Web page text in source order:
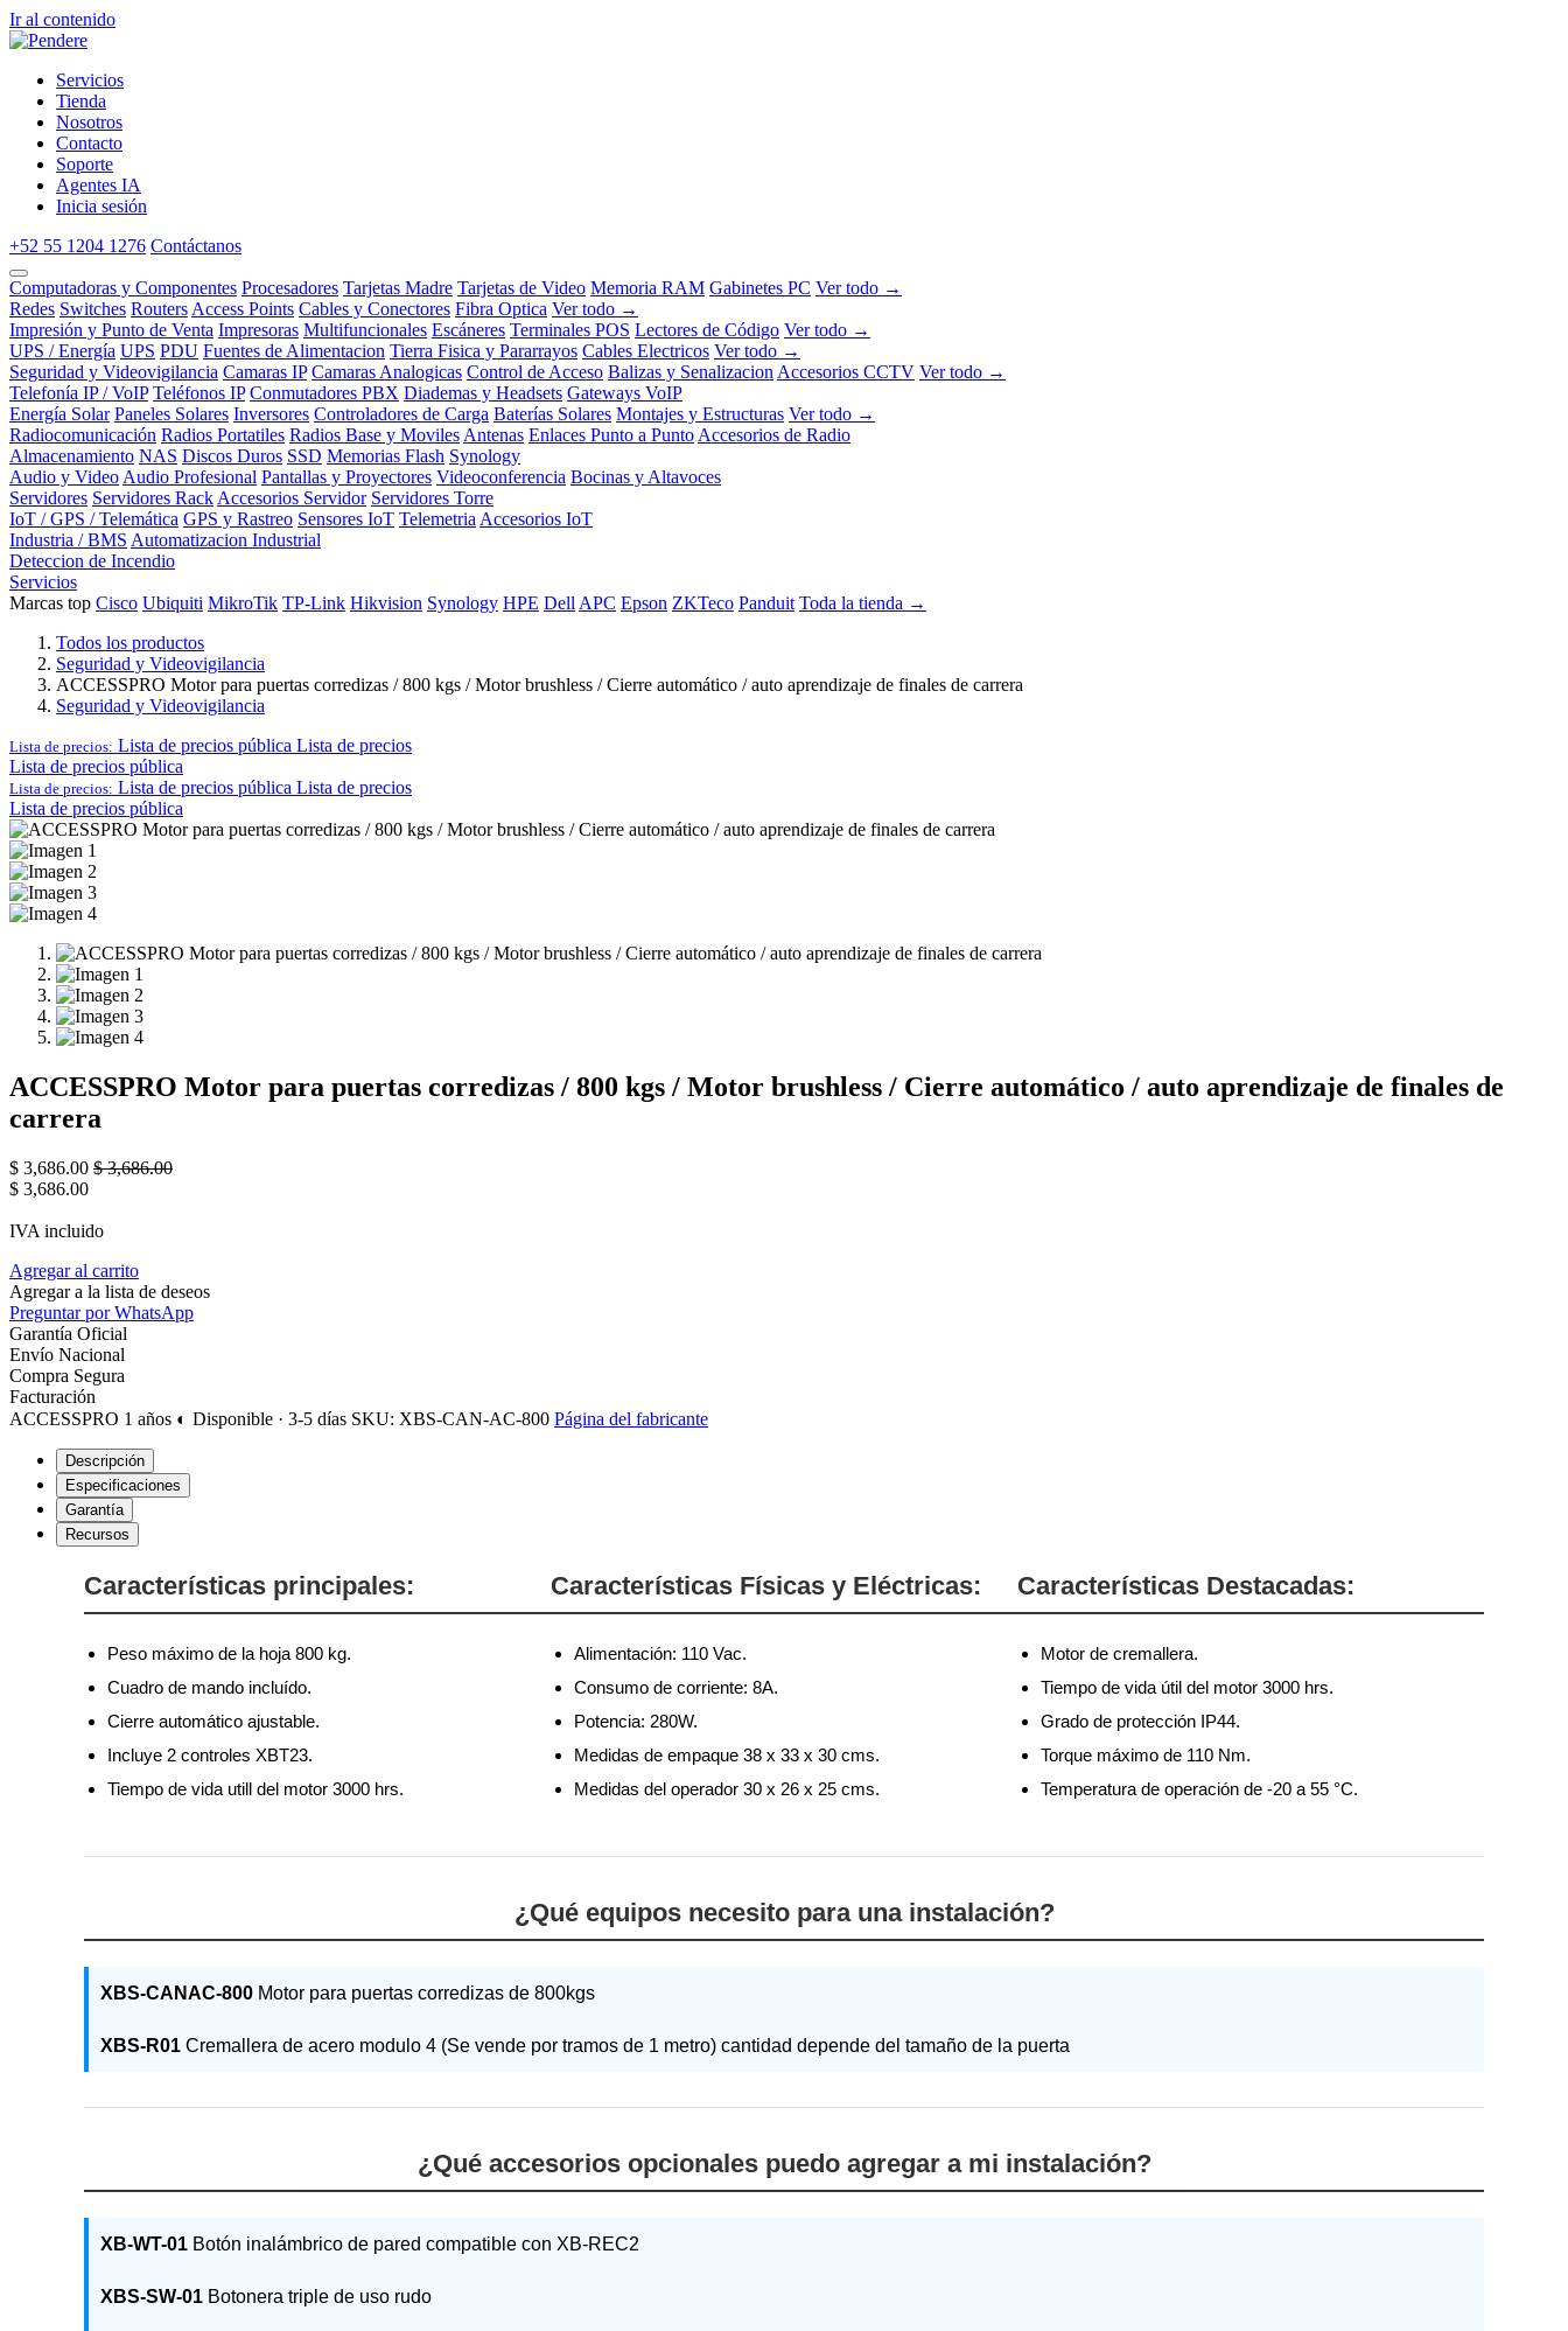
Ir al contenido
Servicios
Tienda
Nosotros
Contacto
Soporte
Agentes IA
Inicia sesión
+52 55 1204 1276 Contáctanos
Computadoras y Componentes Procesadores Tarjetas Madre Tarjetas de Video Memoria RAM Gabinetes PC Ver todo →
Redes Switches Routers Access Points Cables y Conectores Fibra Optica Ver todo →
Impresión y Punto de Venta Impresoras Multifuncionales Escáneres Terminales POS Lectores de Código Ver todo →
UPS / Energía UPS PDU Fuentes de Alimentacion Tierra Fisica y Pararrayos Cables Electricos Ver todo →
Seguridad y Videovigilancia Camaras IP Camaras Analogicas Control de Acceso Balizas y Senalizacion Accesorios CCTV Ver todo →
Telefonía IP / VoIP Teléfonos IP Conmutadores PBX Diademas y Headsets Gateways VoIP
Energía Solar Paneles Solares Inversores Controladores de Carga Baterías Solares Montajes y Estructuras Ver todo →
Radiocomunicación Radios Portatiles Radios Base y Moviles Antenas Enlaces Punto a Punto Accesorios de Radio
Almacenamiento NAS Discos Duros SSD Memorias Flash Synology
Audio y Video Audio Profesional Pantallas y Proyectores Videoconferencia Bocinas y Altavoces
Servidores Servidores Rack Accesorios Servidor Servidores Torre
IoT / GPS / Telemática GPS y Rastreo Sensores IoT Telemetria Accesorios IoT
Industria / BMS Automatizacion Industrial
Deteccion de Incendio
Servicios
Marcas top Cisco Ubiquiti MikroTik TP-Link Hikvision Synology HPE Dell APC Epson ZKTeco Panduit Toda la tienda →
Todos los productos
Seguridad y Videovigilancia
ACCESSPRO Motor para puertas corredizas / 800 kgs / Motor brushless / Cierre automático / auto aprendizaje de finales de carrera
Seguridad y Videovigilancia
Lista de precios: Lista de precios pública Lista de precios
Lista de precios pública
Lista de precios: Lista de precios pública Lista de precios
Lista de precios pública
ACCESSPRO Motor para puertas corredizas / 800 kgs / Motor brushless / Cierre automático / auto aprendizaje de finales de
carrera
$ 3,686.00 $3,686.00
$ 3,686.00
IVA incluido
Agregar al carrito
Agregar a la lista de deseos
Preguntar por WhatsApp
Garantía Oficial
Envío Nacional
Compra Segura
Facturación
ACCESSPRO 1 años ◐ Disponible · 3-5 días SKU: XBS-CAN-AC-800 Página del fabricante
Descripción
Especificaciones
Garantía
Recursos
Características principales:
Peso máximo de la hoja 800 kg.
Cuadro de mando incluído.
Cierre automático ajustable.
Incluye 2 controles XBT23.
Tiempo de vida utill del motor 3000 hrs.
Características Físicas y Eléctricas:
Alimentación: 110 Vac.
Consumo de corriente: 8A.
Potencia: 280W.
Medidas de empaque 38 x 33 x 30 cms.
Medidas del operador 30 x 26 x 25 cms.
Características Destacadas:
Motor de cremallera.
Tiempo de vida útil del motor 3000 hrs.
Grado de protección IP44.
Torque máximo de 110 Nm.
Temperatura de operación de -20 a 55 °C.
¿Qué equipos necesito para una instalación?
XBS-CANAC-800 Motor para puertas corredizas de 800kgs
XBS-R01 Cremallera de acero modulo 4 (Se vende por tramos de 1 metro) cantidad depende del tamaño de la puerta
¿Qué accesorios opcionales puedo agregar a mi instalación?
XB-WT-01 Botón inalámbrico de pared compatible con XB-REC2
XBS-SW-01 Botonera triple de uso rudo